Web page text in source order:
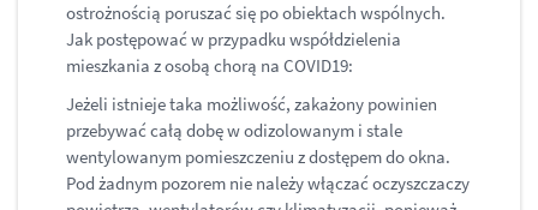
ostrożnością poruszać się po obiektach wspólnych.
Jak postępować w przypadku współdzielenia
mieszkania z osobą chorą na COVID19:
Jeżeli istnieje taka możliwość, zakażony powinien
przebywać całą dobę w odizolowanym i stale
wentylowanym pomieszczeniu z dostępem do okna.
Pod żadnym pozorem nie należy włączać oczyszczaczy